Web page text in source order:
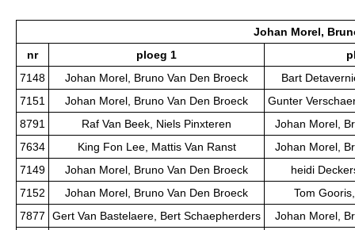
Johan Morel,
nr
ploeg 1
7148
Johan Morel, Bruno Van Den Broeck
Bart
7151
Johan Morel, Bruno Van Den Broeck
Gunter
8791
Raf Van Beek, Niels Pinxteren
Johan Morel,
7634
King Fon Lee, Mattis Van Ranst
Johan Morel,
7149
Johan Morel, Bruno Van Den Broeck
heidi
7152
Johan Morel, Bruno Van Den Broeck
Tom
7877
Gert Van Bastelaere, Bert Schaepherders
Johan Morel,